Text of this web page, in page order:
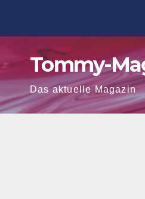
Tommy-
Das aktuelle Magazin